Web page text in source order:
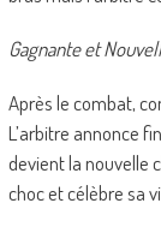
Gagnante et
Après le combat,
L’arbitre annonce
devient la nouvelle
choc et célèbre sa